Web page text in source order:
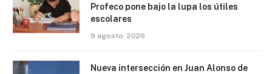
Profeco pone bajo la lupa los útiles
escolares
9 agosto, 2026
Nueva intersección en Juan Alonso de